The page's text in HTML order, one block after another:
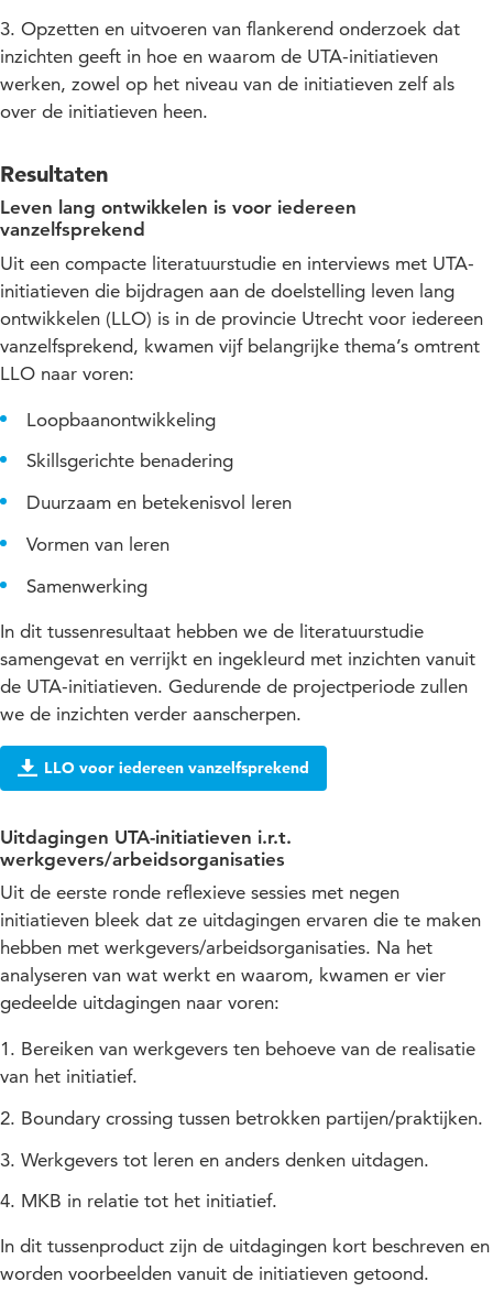
Opzetten en uitvoeren van flankerend onderzoek dat
inzichten geeft in hoe en waarom de UTA-initiatieven
werken, zowel op het niveau van de initiatieven zelf als
over de initiatieven heen.
Resultaten
Leven lang ontwikkelen is voor iedereen
vanzelfsprekend
Uit een compacte literatuurstudie en interviews met UTA-
initiatieven die bijdragen aan de doelstelling leven lang
ontwikkelen (LLO) is in de provincie Utrecht voor iedereen
vanzelfsprekend, kwamen vijf belangrijke thema’s omtrent
LLO naar voren:
Loopbaanontwikkeling
Skillsgerichte benadering
Duurzaam en betekenisvol leren
Vormen van leren
Samenwerking
In dit tussenresultaat hebben we de literatuurstudie
samengevat en verrijkt en ingekleurd met inzichten vanuit
de UTA-initiatieven. Gedurende de projectperiode zullen
we de inzichten verder aanscherpen.
LLO voor iedereen vanzelfsprekend
Uitdagingen UTA-initiatieven i.r.t.
werkgevers/arbeidsorganisaties
Uit de eerste ronde reflexieve sessies met negen
initiatieven bleek dat ze uitdagingen ervaren die te maken
hebben met werkgevers/arbeidsorganisaties. Na het
analyseren van wat werkt en waarom, kwamen er vier
gedeelde uitdagingen naar voren:
Bereiken van werkgevers ten behoeve van de realisatie
van het initiatief.
Boundary crossing tussen betrokken partijen/praktijken.
Werkgevers tot leren en anders denken uitdagen.
MKB in relatie tot het initiatief.
In dit tussenproduct zijn de uitdagingen kort beschreven en
worden voorbeelden vanuit de initiatieven getoond.